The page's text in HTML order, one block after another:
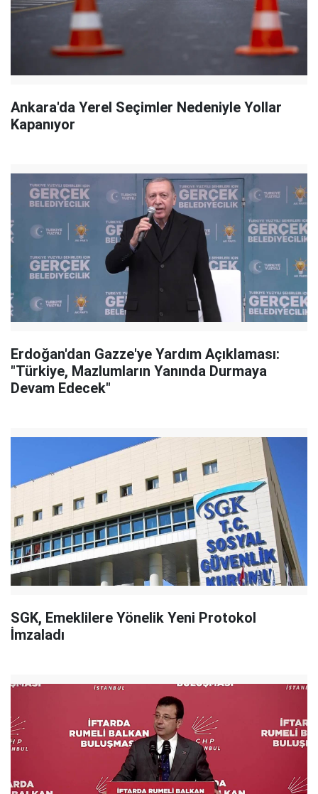
Ankara'da Yerel Seçimler Nedeniyle Yollar
Kapanıyor
Erdoğan'dan Gazze'ye Yardım Açıklaması:
"Türkiye, Mazlumların Yanında Durmaya
Devam Edecek"
SGK, Emeklilere Yönelik Yeni Protokol
İmzaladı